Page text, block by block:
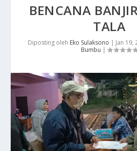
BENCANA
TALA
Diposting oleh Eko Sulaksono | Jan 19,
Bumbu |